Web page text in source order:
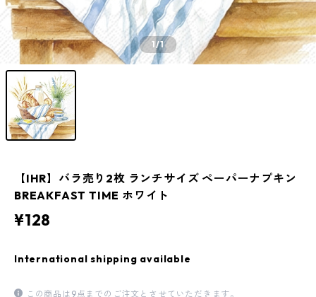
1/1
【IHR】バラ売り2枚 ランチサイズ ペーパーナプキン
BREAKFAST TIME ホワイト
¥128
International shipping available
この商品は9点までのご注文とさせていただきます。